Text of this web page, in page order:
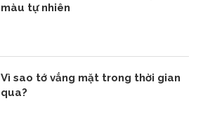
màu tự nhiên
Vì sao tớ vắng mặt trong thời gian
qua?